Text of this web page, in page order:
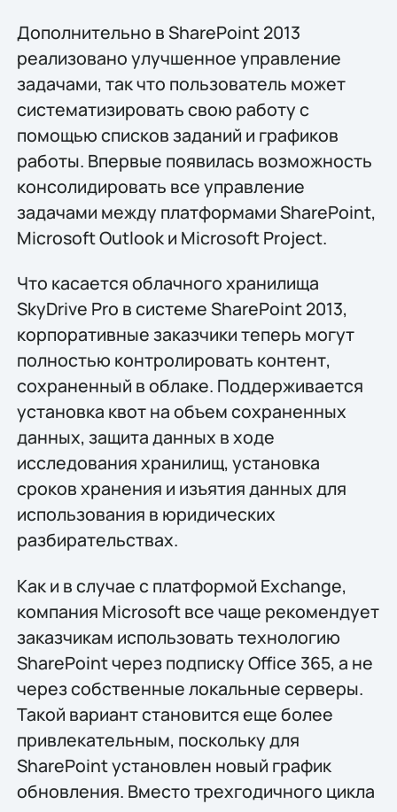
Дополнительно в SharePoint 2013
реализовано улучшенное управление
задачами, так что пользователь может
систематизировать свою работу с
помощью списков заданий и графиков
работы. Впервые появилась возможность
консолидировать все управление
задачами между платформами SharePoint,
Microsoft Outlook и Microsoft Project.
Что касается облачного хранилища
SkyDrive Pro в системе SharePoint 2013,
корпоративные заказчики теперь могут
полностью контролировать контент,
сохраненный в облаке. Поддерживается
установка квот на объем сохраненных
данных, защита данных в ходе
исследования хранилищ, установка
сроков хранения и изъятия данных для
использования в юридических
разбирательствах.
Как и в случае с платформой Exchange,
компания Microsoft все чаще рекомендует
заказчикам использовать технологию
SharePoint через подписку Office 365, а не
через собственные локальные серверы.
Такой вариант становится еще более
привлекательным, поскольку для
SharePoint установлен новый график
обновления. Вместо трехгодичного цикла